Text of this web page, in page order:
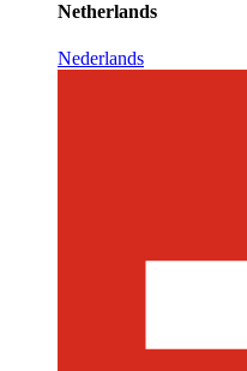
Netherlands
Nederlands